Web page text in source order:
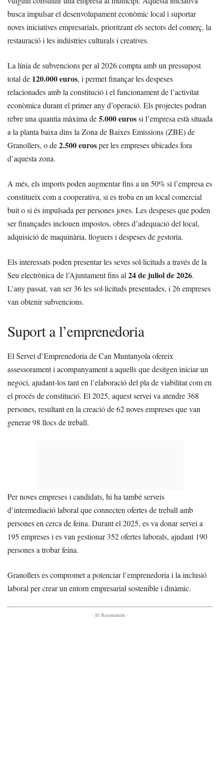
busca impulsar el desenvolupament econòmic local i suportar
noves iniciatives empresarials, prioritzant els sectors del comerç, la
restauració i les indústries culturals i creatives.
La línia de subvencions per al 2026 compta amb un pressupost
total de 120.000 euros, i permet finançar les despeses
relacionades amb la constitució i el funcionament de l’activitat
econòmica durant el primer any d’operació. Els projectes podran
rebre una quantia màxima de5.000 eurossi l’empresa està situada
a la planta baixa dins la Zona de Baixes Emissions (ZBE) de
Granollers, o de2.500 eurosper les empreses ubicades fora
d’aquesta zona.
A més, els imports poden augmentar fins a un 50% si l’empresa es
constitueix com a cooperativa, si es troba en un local comercial
buit o si és impulsada per persones joves. Les despeses que poden
ser finançades inclouen impostos, obres d’adequació del local,
adquisició de maquinària, lloguers i despeses de gestoria.
Els interessats poden presentar les seves sol·licituds a través de la
Seu electrònica de l’Ajuntament fins al24 de juliol de 2026.
L’any passat, van ser 36 les sol·licituds presentades, i 26 empreses
van obtenir subvencions.
Suport a l’emprenedoria
El Servei d’Emprenedoria de Can Muntanyola ofereix
assessorament i acompanyament a aquells que desitgen iniciar un
negoci, ajudant-los tant en l’elaboració del pla de viabilitat com en
el procés de constitució. El 2025, aquest servei va atendre 368
persones, resultant en la creació de 62 noves empreses que van
generar 98 llocs de treball.
Per noves empreses i candidats, hi ha també serveis
d’intermediació laboral que connecten ofertes de treball amb
persones en cerca de feina. Durant el 2025, es va donar servei a
195 empreses i es van gestionar 352 ofertes laborals, ajudant 190
persones a trobar feina.
Granollers es compromet a potenciar l’emprenedoria i la inclusió
laboral per crear un entorn empresarial sostenible i dinàmic.
- Et Recomanem -